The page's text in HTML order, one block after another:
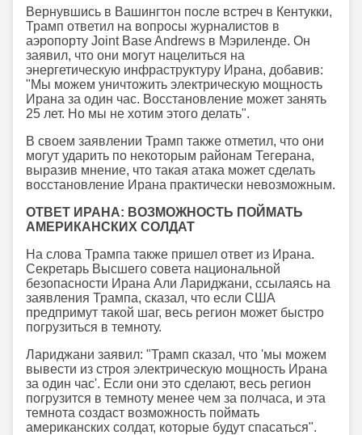
Вернувшись в Вашингтон после встреч в Кентукки,
Трамп ответил на вопросы журналистов в
аэропорту Joint Base Andrews в Мэриленде. Он
заявил, что они могут нацелиться на
энергетическую инфраструктуру Ирана, добавив:
"Мы можем уничтожить электрическую мощность
Ирана за один час. Восстановление может занять
25 лет. Но мы не хотим этого делать".
В своем заявлении Трамп также отметил, что они
могут ударить по некоторым районам Тегерана,
выразив мнение, что такая атака может сделать
восстановление Ирана практически невозможным.
ОТВЕТ ИРАНА: ВОЗМОЖНОСТЬ ПОЙМАТЬ
АМЕРИКАНСКИХ СОЛДАТ
На слова Трампа также пришел ответ из Ирана.
Секретарь Высшего совета национальной
безопасности Ирана Али Лариджани, ссылаясь на
заявления Трампа, сказал, что если США
предпримут такой шаг, весь регион может быстро
погрузиться в темноту.
Лариджани заявил: "Трамп сказал, что 'мы можем
вывести из строя электрическую мощность Ирана
за один час'. Если они это сделают, весь регион
погрузится в темноту менее чем за полчаса, и эта
темнота создаст возможность поймать
американских солдат, которые будут спасаться".